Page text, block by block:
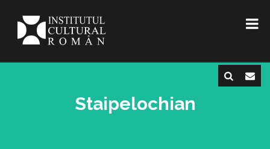
Staipelochian